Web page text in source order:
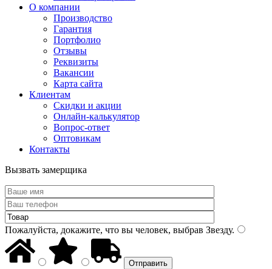
О компании
Производство
Гарантия
Портфолио
Отзывы
Реквизиты
Вакансии
Карта сайта
Клиентам
Скидки и акции
Онлайн-калькулятор
Вопрос-ответ
Оптовикам
Контакты
Вызвать замерщика
Пожалуйста, докажите, что вы человек, выбрав Звезду.